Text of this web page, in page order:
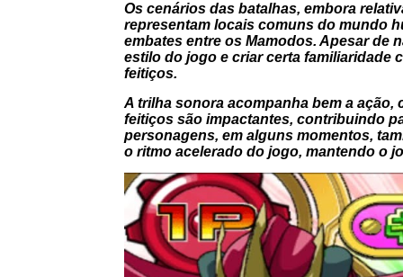
Os cenários das batalhas, embora
representam locais comuns do mundo
embates entre os Mamodos. Apesar de
estilo do jogo e criar certa familiaridade
feitiços.
A trilha sonora acompanha bem a
feitiços são impactantes, contribuindo
personagens, em alguns momentos,
o ritmo acelerado do jogo, mantendo o